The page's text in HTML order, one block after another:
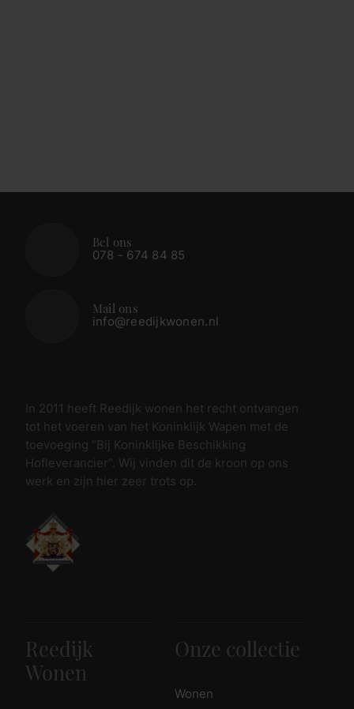
Bel ons
078 - 674 84 85
Mail ons
info@reedijkwonen.nl
In 2011 heeft Reedijk wonen het recht ontvangen
tot het voeren van het Koninklijk Wapen met de
toevoeging “Bij Koninklijke Beschikking
Hofleverancier”. Wij vinden dit de kroon op ons
werk en zijn hier zeer trots op.
Reedijk
Wonen
Onze collectie
Wonen